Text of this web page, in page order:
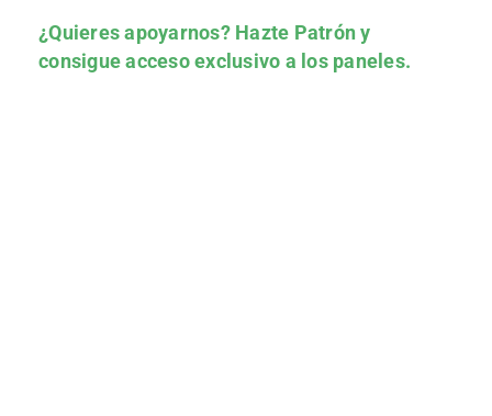
¿Quieres apoyarnos? Hazte Patróny
consigue acceso exclusivo a los paneles.